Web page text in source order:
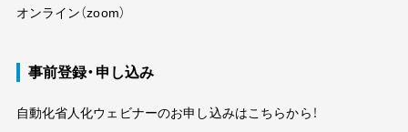
オンライン（zoom）
事前登録・申し込み
自動化省人化ウェビナーのお申し込みはこちらから！